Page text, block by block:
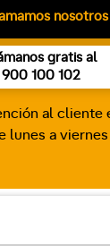
nosotros
gratis al
900 100 102
al cliente
lunes a viernes